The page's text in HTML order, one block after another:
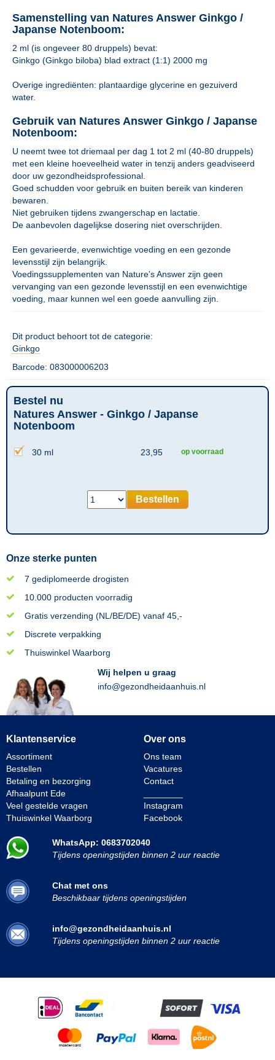
Samenstelling van Natures Answer Ginkgo /
Japanse Notenboom:
2 ml (is ongeveer 80 druppels) bevat:
Ginkgo (Ginkgo biloba) blad extract (1:1) 2000 mg
Overige ingrediënten: plantaardige glycerine en gezuiverd
water.
Gebruik van Natures Answer Ginkgo / Japanse
Notenboom:
U neemt twee tot driemaal per dag 1 tot 2 ml (40-80 druppels)
met een kleine hoeveelheid water in tenzij anders geadviseerd
door uw gezondheidsprofessional.
Goed schudden voor gebruik en buiten bereik van kinderen
bewaren.
Niet gebruiken tijdens zwangerschap en lactatie.
De aanbevolen dagelijkse dosering niet overschrijden.
Een gevarieerde, evenwichtige voeding en een gezonde
levensstijl zijn belangrijk.
Voedingssupplementen van Nature's Answer zijn geen
vervanging van een gezonde levensstijl en een evenwichtige
voeding, maar kunnen wel een goede aanvulling zijn.
Dit product behoort tot de categorie:
Ginkgo
Barcode: 083000006203
Bestel nu
Natures Answer - Ginkgo / Japanse
Notenboom
30 ml 23,95 op voorraad
Bestellen
Onze sterke punten
7 gediplomeerde drogisten
10.000 producten voorradig
Gratis verzending (NL/BE/DE) vanaf 45,-
Discrete verpakking
Thuiswinkel Waarborg
Wij helpen u graag
info@gezondheidaanhuis.nl
Klantenservice
Assortiment
Bestellen
Betaling en bezorging
Afhaalpunt Ede
Veel gestelde vragen
Thuiswinkel Waarborg
Over ons
Ons team
Vacatures
Contact
Instagram
Facebook
WhatsApp: 0683702040
Tijdens openingstijden binnen 2 uur reactie
Chat met ons
Beschikbaar tijdens openingstijden
info@gezondheidaanhuis.nl
Tijdens openingstijden binnen 2 uur reactie